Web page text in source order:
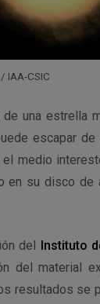
IAA-CSIC
una estrella
escapar
medio
en su disco de
del Instituto
del material
resultados se